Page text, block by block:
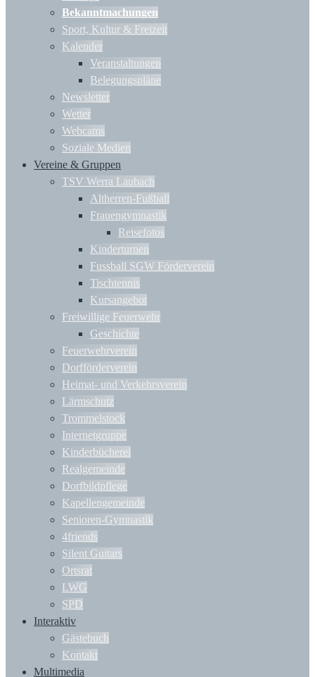
Bekanntmachungen
Sport, Kultur & Freizeit
Kalender
Veranstaltungen
Belegungspläne
Newsletter
Wetter
Webcams
Soziale Medien
Vereine & Gruppen
TSV Werra Laubach
Altherren-Fußball
Frauengymnastik
Reisefotos
Kinderturnen
Fussball SGW Förderverein
Tischtennis
Kursangebot
Freiwillige Feuerwehr
Geschichte
Feuerwehrverein
Dorfförderverein
Heimat- und Verkehrsverein
Lärmschutz
Trommelstock
Internetgruppe
Kinderbücherei
Realgemeinde
Dorfbildpflege
Kapellengemeinde
Senioren-Gymnastik
4friends
Silent Guitars
Ortsrat
LWG
SPD
Interaktiv
Gästebuch
Kontakt
Multimedia